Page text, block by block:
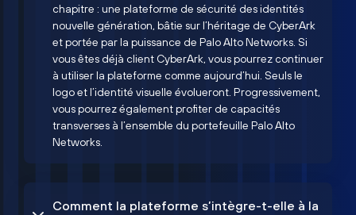
chapitre : une plateforme de sécurité des identités
nouvelle génération, bâtie sur l’héritage de CyberArk
et portée par la puissance de Palo Alto Networks. Si
vous êtes déjà client CyberArk, vous pourrez continuer
à utiliser la plateforme comme aujourd’hui. Seuls le
logo et l’identité visuelle évolueront. Progressivement,
vous pourrez également profiter de capacités
transverses à l’ensemble du portefeuille Palo Alto
Networks.
Comment la plateforme s’intègre-t-elle à la